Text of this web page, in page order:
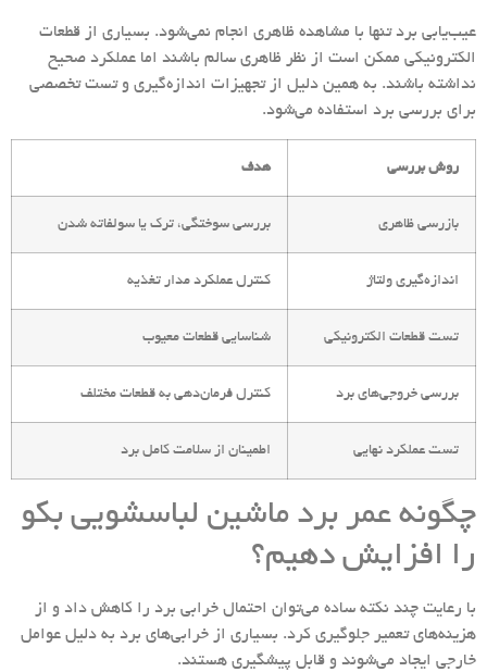
عیب‌یابی برد تنها با مشاهده ظاهری انجام نمی‌شود. بسیاری از قطعات
الکترونیکی ممکن است از نظر ظاهری سالم باشند اما عملکرد صحیح
نداشته باشند. به همین دلیل از تجهیزات اندازه‌گیری و تست تخصصی
برای بررسی برد استفاده می‌شود.
روش بررسی هدف
بازرسی ظاهری بررسی سوختگی، ترک یا سولفاته شدن
اندازه‌گیری ولتاژ کنترل عملکرد مدار تغذیه
تست قطعات الکترونیکی شناسایی قطعات معیوب
بررسی خروجی‌های برد کنترل فرمان‌دهی به قطعات مختلف
تست عملکرد نهایی اطمینان از سلامت کامل برد
چگونه عمر برد ماشین لباسشویی بکو
را افزایش دهیم؟
با رعایت چند نکته ساده می‌توان احتمال خرابی برد را کاهش داد و از
هزینه‌های تعمیر جلوگیری کرد. بسیاری از خرابی‌های برد به دلیل عوامل
خارجی ایجاد می‌شوند و قابل پیشگیری هستند.